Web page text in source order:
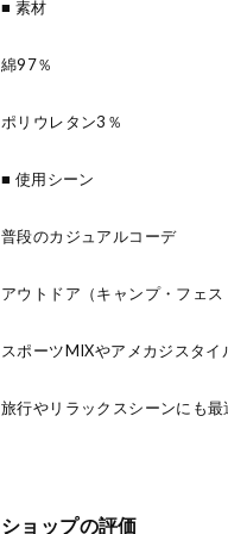
■ 素材
綿97％
ポリウレタン3％
■ 使用シーン
普段のカジュアルコーデ
アウトドア（キャンプ・フェス
スポーツMIXやアメカジスタイ
旅行やリラックスシーンにも最
ショップの評価